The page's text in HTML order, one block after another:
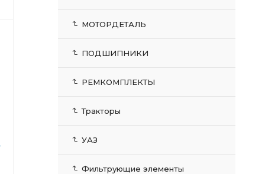
МОТОРДЕТАЛЬ
ПОДШИПНИКИ
РЕМКОМПЛЕКТЫ
Тракторы
УАЗ
Фильтрующие элементы